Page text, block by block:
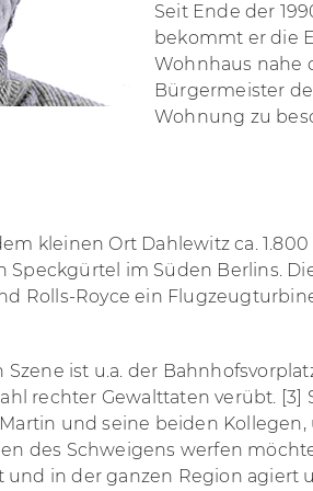
Seit Ende der
bekommt er die
Wohnhaus nahe
Bürgermeister
Wohnung zu
kleinen Ort Dahlewitz ca.
im Süden Berlins.
Rolls-Royce ein
ist u.a. der
rechter Gewalttaten verübt.
und seine beiden
des Schweigens werfen
in der ganzen Region agiert